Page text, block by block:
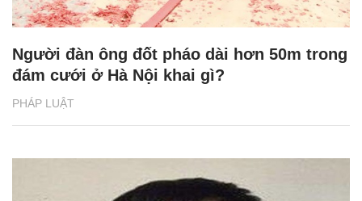
PHÁP LUẬT
Người đàn ông đốt pháo dài hơn 50m trong
đám cưới ở Hà Nội khai gì?